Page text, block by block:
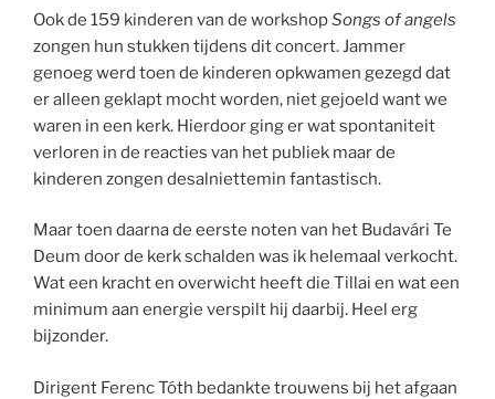
Ook de 159 kinderen van de workshopSongs of angels
zongen hun stukken tijdens dit concert. Jammer
genoeg werd toen de kinderen opkwamen gezegd dat
er alleen geklapt mocht worden, niet gejoeld want we
waren in een kerk. Hierdoor ging er wat spontaniteit
verloren in de reacties van het publiek maar de
kinderen zongen desalniettemin fantastisch.
Maar toen daarna de eerste noten van het Budavári Te
Deum door de kerk schalden was ik helemaal verkocht.
Wat een kracht en overwicht heeft die Tillai en wat een
minimum aan energie verspilt hij daarbij. Heel erg
bijzonder.
Dirigent Ferenc Tóth bedankte trouwens bij het afgaan